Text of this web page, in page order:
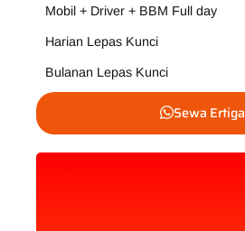
Mobil + Driver + BBM Full day
Harian Lepas Kunci
Bulanan Lepas Kunci
Sewa Ertiga